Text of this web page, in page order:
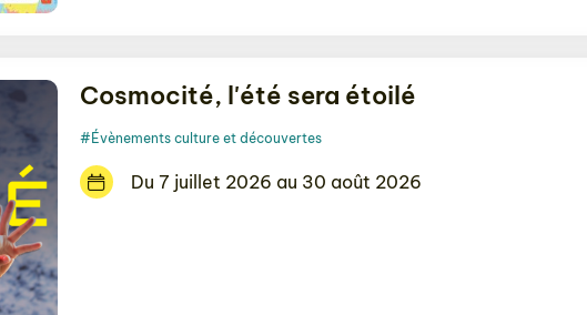
Cosmocité, l'été sera étoilé
#Évènements culture et découvertes
Du 7 juillet 2026 au 30 août 2026